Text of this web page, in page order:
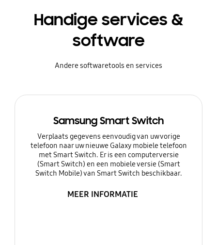
Handige services &
software
Andere softwaretools en services
Samsung Smart Switch
Verplaats gegevens eenvoudig van uw vorige
telefoon naar uw nieuwe Galaxy mobiele telefoon
met Smart Switch. Er is een computerversie
(Smart Switch) en een mobiele versie (Smart
Switch Mobile) van Smart Switch beschikbaar.
MEER INFORMATIE